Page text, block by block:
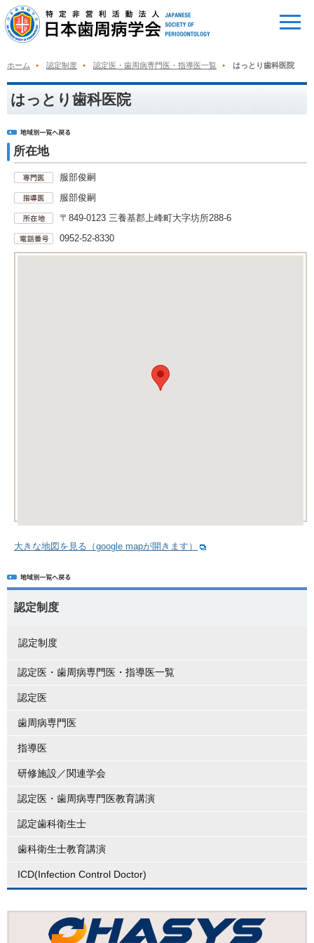
ホーム 認定制度 認定医・歯周病専門医・指導医一覧 はっとり歯科医院
はっとり歯科医院
所在地
服部俊嗣
服部俊嗣
〒849-0123 三養基郡上峰町大字坊所288-6
0952-52-8330
大きな地図を見る（google mapが開きます）
認定制度
認定制度
認定医・歯周病専門医・指導医一覧
認定医
歯周病専門医
指導医
研修施設／関連学会
認定医・歯周病専門医教育講演
認定歯科衛生士
歯科衛生士教育講演
ICD(Infection Control Doctor)